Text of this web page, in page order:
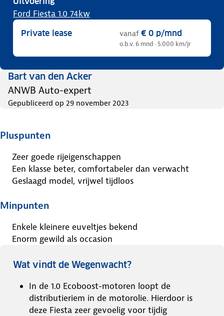
Ford Fiesta 1.0 74kw
Private lease vanaf € 0 p/mnd
o.b.v. 6 mnd · 5.000 km/jr
Bart van den Acker
ANWB Auto-expert
Gepubliceerd op 29 november 2023
Pluspunten
Zeer goede rijeigenschappen
Een klasse beter, comfortabeler dan verwacht
Geslaagd model, vrijwel tijdloos
Minpunten
Enkele kleinere euveltjes bekend
Enorm gewild als occasion
Wat vindt de Wegenwacht?
In de 1.0 Ecoboost-motoren loopt de
distributieriem in de motorolie. Hierdoor is
deze Fiesta zeer gevoelig voor tijdig